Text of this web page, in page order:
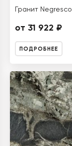
Гранит Negresco
от 31 922 ₽
ПОДРОБНЕЕ